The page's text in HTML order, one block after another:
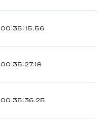
00:35:15.56
00:35:27.18
00:35:36.25